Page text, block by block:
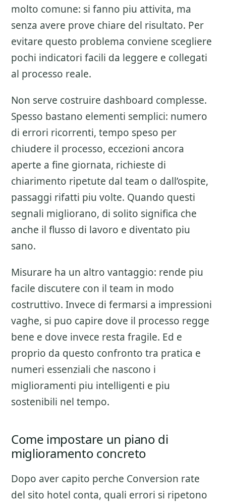
molto comune: si fanno piu attivita, ma
senza avere prove chiare del risultato. Per
evitare questo problema conviene scegliere
pochi indicatori facili da leggere e collegati
al processo reale.
Non serve costruire dashboard complesse.
Spesso bastano elementi semplici: numero
di errori ricorrenti, tempo speso per
chiudere il processo, eccezioni ancora
aperte a fine giornata, richieste di
chiarimento ripetute dal team o dall’ospite,
passaggi rifatti piu volte. Quando questi
segnali migliorano, di solito significa che
anche il flusso di lavoro e diventato piu
sano.
Misurare ha un altro vantaggio: rende piu
facile discutere con il team in modo
costruttivo. Invece di fermarsi a impressioni
vaghe, si puo capire dove il processo regge
bene e dove invece resta fragile. Ed e
proprio da questo confronto tra pratica e
numeri essenziali che nascono i
miglioramenti piu intelligenti e piu
sostenibili nel tempo.
Come impostare un piano di
miglioramento concreto
Dopo aver capito perche Conversion rate
del sito hotel conta, quali errori si ripetono